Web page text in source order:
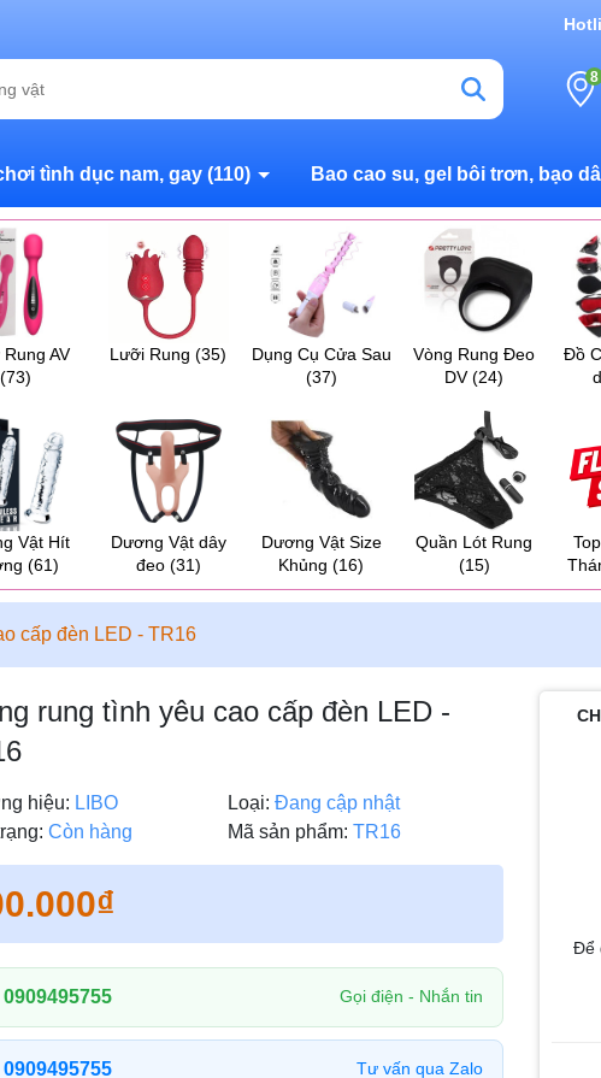
8
tình dục nam, gay (110) Bao cao su, gel bôi trơn, bạo
AV
(73)
Lưỡi Rung (35)
Dụng Cụ Cửa Sau
(37)
Vòng Rung Đeo
DV(24)
Đồ
Vật Hít
(61)
Dương Vật dây
đeo (31)
Dương Vật Size
Khủng (16)
Quần Lót Rung
(15)
cấp đèn LED - TR16
rung tình yêu cao cấp đèn LED -
hiệu: LIBO Loại: Đang cập nhật
Còn hàng Mã sản phẩm: TR16
0909495755 Gọi điện - Nhắn tin
0909495755 Tư vấn qua Zalo
Để